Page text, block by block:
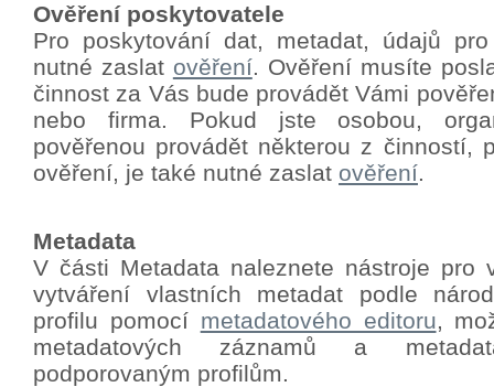
Ověření poskytovatele
Pro poskytování dat, metadat, údajů
nutné zaslat ověření. Ověření musíte
činnost za Vás bude provádět Vámi
nebo firma. Pokud jste osobou,
pověřenou provádět některou z činností,
ověření, je také nutné zaslat ověření.
Metadata
V části Metadata naleznete nástroje pro
vytváření vlastních metadat podle
profilu pomocí metadatového editoru,
metadatových záznamů a
podporovaným profilům.